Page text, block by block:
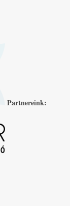
Partnereink: